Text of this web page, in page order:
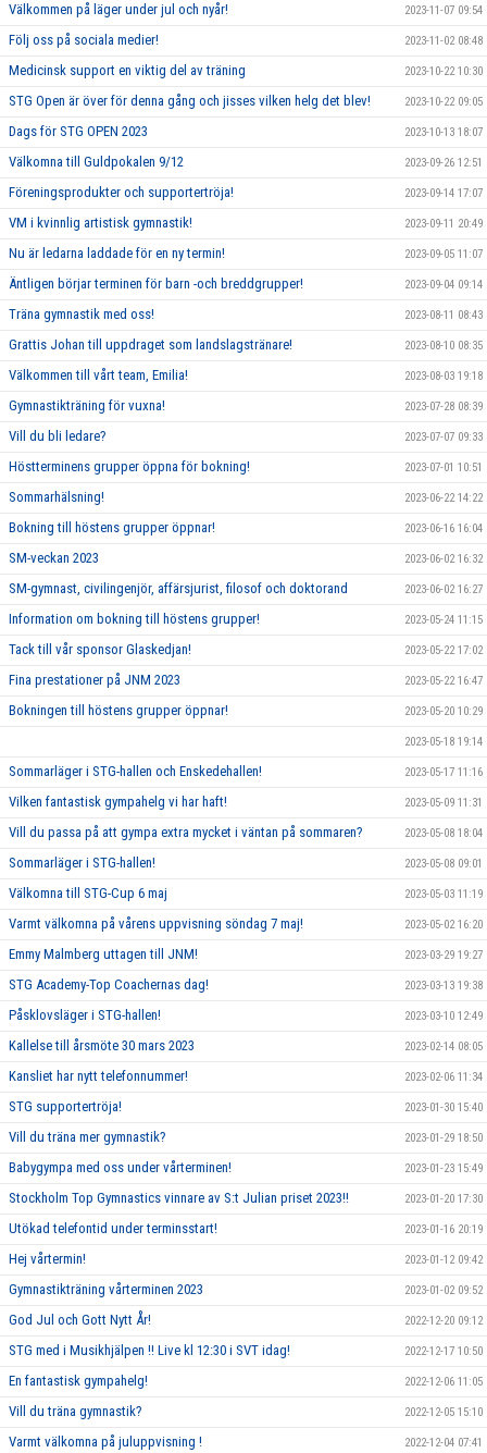
Välkommen på läger under jul och nyår! 2023-11-07 09:54
Följ oss på sociala medier! 2023-11-02 08:48
Medicinsk support en viktig del av träning 2023-10-22 10:30
STG Open är över för denna gång och jisses vilken helg det blev! 2023-10-22 09:05
Dags för STG OPEN 2023 2023-10-13 18:07
Välkomna till Guldpokalen 9/12 2023-09-26 12:51
Föreningsprodukter och supportertröja! 2023-09-14 17:07
VM i kvinnlig artistisk gymnastik! 2023-09-11 20:49
Nu är ledarna laddade för en ny termin! 2023-09-05 11:07
Äntligen börjar terminen för barn -och breddgrupper! 2023-09-04 09:14
Träna gymnastik med oss! 2023-08-11 08:43
Grattis Johan till uppdraget som landslagstränare! 2023-08-10 08:35
Välkommen till vårt team, Emilia! 2023-08-03 19:18
Gymnastikträning för vuxna! 2023-07-28 08:39
Vill du bli ledare? 2023-07-07 09:33
Höstterminens grupper öppna för bokning! 2023-07-01 10:51
Sommarhälsning! 2023-06-22 14:22
Bokning till höstens grupper öppnar! 2023-06-16 16:04
SM-veckan 2023 2023-06-02 16:32
SM-gymnast, civilingenjör, affärsjurist, filosof och doktorand 2023-06-02 16:27
Information om bokning till höstens grupper! 2023-05-24 11:15
Tack till vår sponsor Glaskedjan! 2023-05-22 17:02
Fina prestationer på JNM 2023 2023-05-22 16:47
Bokningen till höstens grupper öppnar! 2023-05-20 10:29
2023-05-18 19:14
Sommarläger i STG-hallen och Enskedehallen! 2023-05-17 11:16
Vilken fantastisk gympahelg vi har haft! 2023-05-09 11:31
Vill du passa på att gympa extra mycket i väntan på sommaren? 2023-05-08 18:04
Sommarläger i STG-hallen! 2023-05-08 09:01
Välkomna till STG-Cup 6 maj 2023-05-03 11:19
Varmt välkomna på vårens uppvisning söndag 7 maj! 2023-05-02 16:20
Emmy Malmberg uttagen till JNM! 2023-03-29 19:27
STG Academy-Top Coachernas dag! 2023-03-13 19:38
Påsklovsläger i STG-hallen! 2023-03-10 12:49
Kallelse till årsmöte 30 mars 2023 2023-02-14 08:05
Kansliet har nytt telefonnummer! 2023-02-06 11:34
STG supportertröja! 2023-01-30 15:40
Vill du träna mer gymnastik? 2023-01-29 18:50
Babygympa med oss under vårterminen! 2023-01-23 15:49
Stockholm Top Gymnastics vinnare av S:t Julian priset 2023!! 2023-01-20 17:30
Utökad telefontid under terminsstart! 2023-01-16 20:19
Hej vårtermin! 2023-01-12 09:42
Gymnastikträning vårterminen 2023 2023-01-02 09:52
God Jul och Gott Nytt År! 2022-12-20 09:12
STG med i Musikhjälpen !! Live kl 12:30 i SVT idag! 2022-12-17 10:50
En fantastisk gympahelg! 2022-12-06 11:05
Vill du träna gymnastik? 2022-12-05 15:10
Varmt välkomna på juluppvisning ! 2022-12-04 07:41